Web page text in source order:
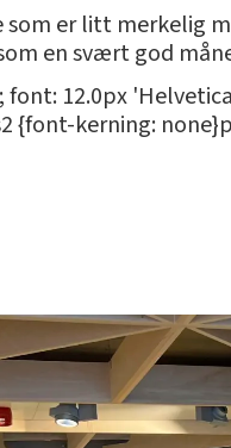
er litt merkelig
en svært god
font: 12.0px
{font-kerning: